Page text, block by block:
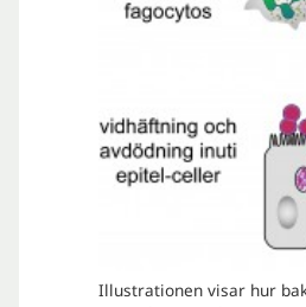
Illustrationen visar hur